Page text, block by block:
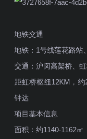
地铁交通
地铁：1号线莲花路站
交通：沪闵高架桥、
距虹桥枢纽12KM，
钟达
项目基本信息
面积：约1140-1162㎡